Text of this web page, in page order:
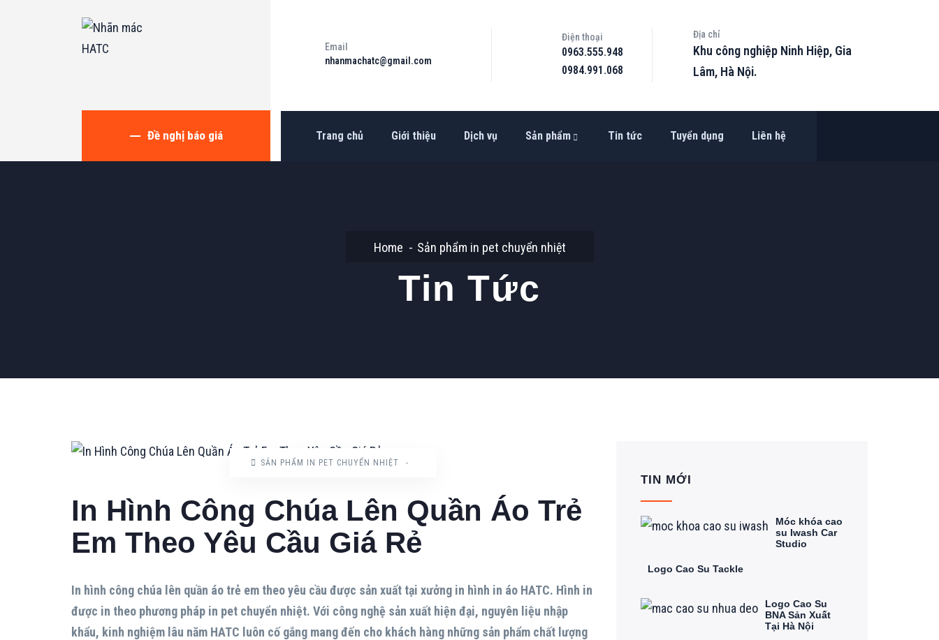
Email
nhanmachatc@gmail.com
Điện thoại
0963.555.948
0984.991.068
Địa chỉ
Khu công nghiệp Ninh Hiệp, Gia
Lâm, Hà Nội.
Đề nghị báo giá Trang chủ Giới thiệu Dịch vụ Sản phẩm Tin tức Tuyển dụng Liên hệ
Home Sản phẩm in pet chuyển nhiệt
Tin Tức
SẢN PHẨM IN PET CHUYỂN NHIỆT -
In Hình Công Chúa Lên Quần Áo Trẻ
Em Theo Yêu Cầu Giá Rẻ
In hình công chúa lên quần áo trẻ em theo yêu cầu được sản xuất tại xưởng in hình in áo HATC. Hình in
được in theo phương pháp in pet chuyển nhiệt. Với công nghệ sản xuất hiện đại, nguyên liệu nhập
khẩu, kinh nghiệm lâu năm HATC luôn cố gắng mang đến cho khách hàng những sản phẩm chất lượng
TIN MỚI
Móc khóa cao
su Iwash Car
Studio
Logo Cao Su Tackle
Logo Cao Su
BNA Sản Xuất
Tại Hà Nội